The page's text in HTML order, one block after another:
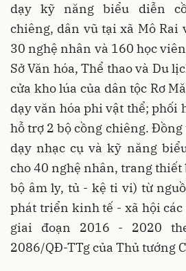
dạy kỹ năng biểu diễn
chiêng, dân vũ tại xã Mô Rai
30 nghệ nhân và 160 học
Sở Văn hóa, Thể thao và Du
cửa kho lúa của dân tộc Rơ
dạy văn hóa phi vật thể; phối
hỗ trợ 2 bộ cồng chiêng.
dạy nhạc cụ và kỹ năng
cho 40 nghệ nhân, trang
bộ âm ly, tủ - kệ ti vi) từ
phát triển kinh tế - xã hội
giai đoạn 2016 - 2020
2086/QĐ-TTg của Thủ tướng